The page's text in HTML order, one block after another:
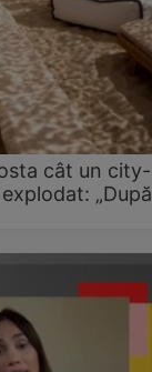
cât un city-